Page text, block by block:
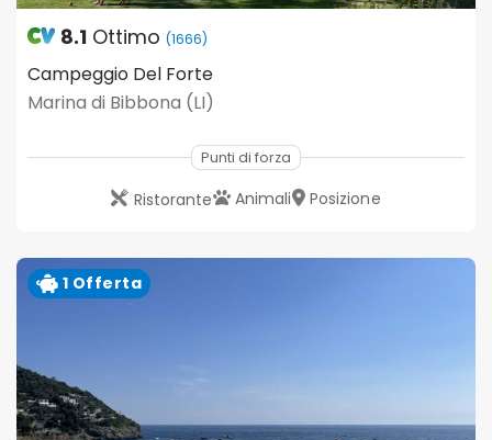
8.1 Ottimo (1666)
Campeggio Del Forte
Marina di Bibbona (LI)
Punti di forza
Ristorante Animali Posizione
1 Offerta